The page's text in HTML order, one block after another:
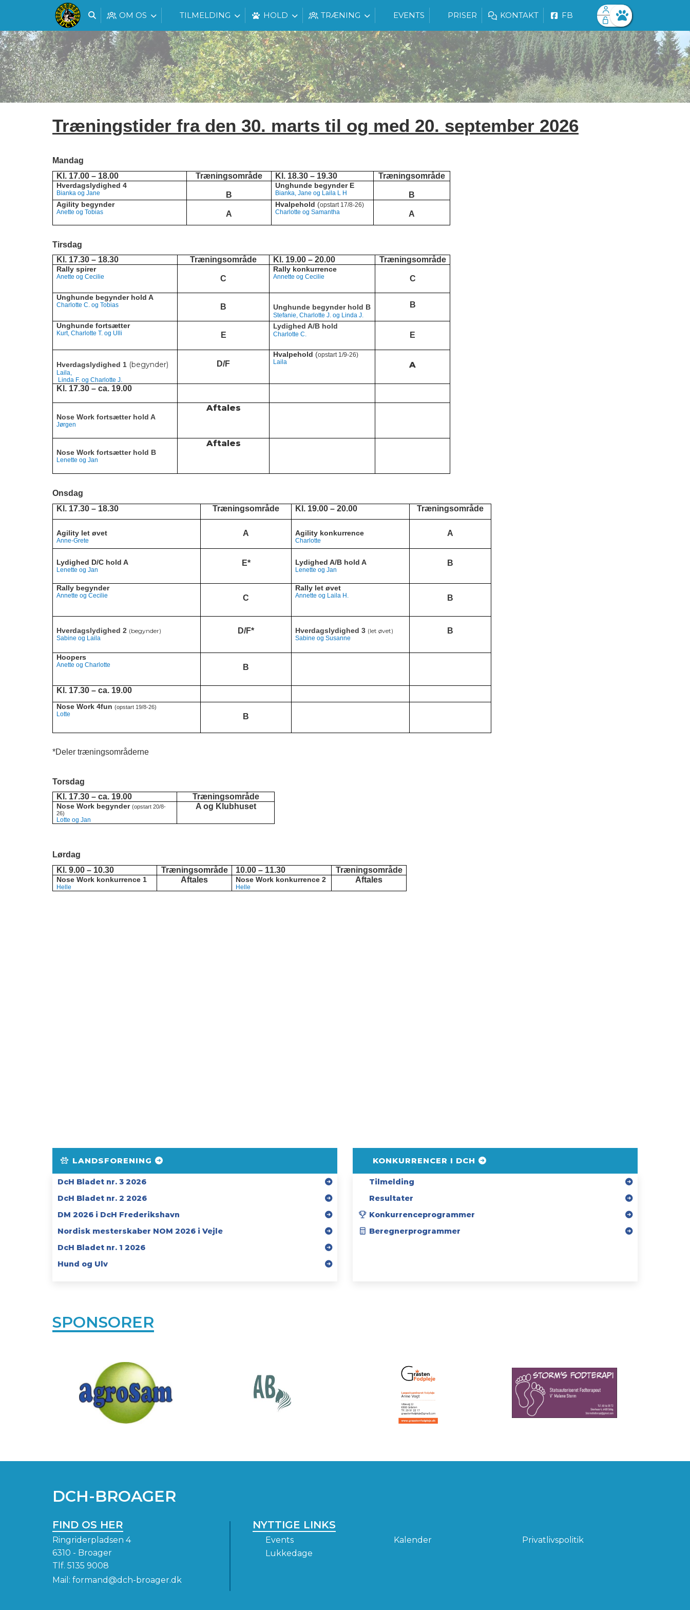
OM OS TILMELDING HOLD TRÆNING EVENTS PRISER KONTAKT FB
Facebook login
Husk mig
Glemt password
Opret profil
Log ind
Træningstider fra den 30. marts til og med 20. september 2026
Mandag
Kl. 17.00 – 18.00
Træningsområde Kl. 18.30 – 19.30 Træningsområde
Hverdagslydighed 4
Bianka og Jane B
Unghunde begynder E
Bianka, Jane og Laila L H B
Agility begynder
Anette og Tobias A
Hvalpehold (opstart 17/8-26)
Charlotte og Samantha
A
Tirsdag
Kl. 17.30 – 18.30
Træningsområde Kl. 19.00 – 20.00 Træningsområde
Rally spirer
Anette og Cecilie C
Rally konkurrence
Annette og Cecilie C
Unghunde begynder hold A
Charlotte C. og Tobias B Unghunde begynder hold B
Stefanie, Charlotte J. og Linda J.
B
Unghunde fortsætter
Kurt, Charlotte T. og Ulli E
Lydighed A/B hold
Charlotte C. E
Hverdagslydighed 1 (begynder)
Laila,
Linda F. og Charlotte J.
D/F
Hvalpehold (opstart 1/9-26)
Laila
A
Kl. 17.30 – ca. 19.00
Nose Work fortsætter hold A
Jørgen
Aftales
Nose Work fortsætter hold B
Lenette og Jan
Aftales
Onsdag
Kl. 17.30 – 18.30
Træningsområde Kl. 19.00 – 20.00 Træningsområde
Agility let øvet
Anne-Grete
A Agility konkurrence
Charlotte
A
Lydighed D/C hold A
Lenette og Jan
E* Lydighed A/B hold A
Lenette og Jan
B
Rally begynder
Annette og Cecilie C
Rally let øvet
Annette og Laila H. B
Hverdagslydighed 2 (begynder)
Sabine og Laila
D/F* Hverdagslydighed 3 (let øvet)
Sabine og Susanne
B
Hoopers
Anette og Charlotte B
Kl. 17.30 – ca. 19.00
Nose Work 4fun(opstart 19/8-26)
Lotte B
*Deler træningsområderne
Torsdag
Kl. 17.30 – ca. 19.00
Træningsområde
Nose Work begynder(opstart 20/8-
26)
Lotte og Jan
A og Klubhuset
Lørdag
Kl. 9.00 – 10.30
Træningsområde 10.00 – 11.30 Træningsområde
Nose Work konkurrence 1
Helle
Aftales Nose Work konkurrence 2
Helle
Aftales
LANDSFORENING
DcH Bladet nr. 3 2026
DcH Bladet nr. 2 2026
DM 2026 i DcH Frederikshavn
Nordisk mesterskaber NOM 2026 i Vejle
DcH Bladet nr. 1 2026
Hund og Ulv
KONKURRENCER I DCH
Tilmelding
Resultater
Konkurrenceprogrammer
Beregnerprogrammer
SPONSORER
DCH-BROAGER
FIND OS HER
Ringriderpladsen 4
6310 - Broager
Tlf. 5135 9008
Mail: formand@dch-broager.dk
NYTTIGE LINKS
Events Kalender
Privatlivspolitik
Lukkedage